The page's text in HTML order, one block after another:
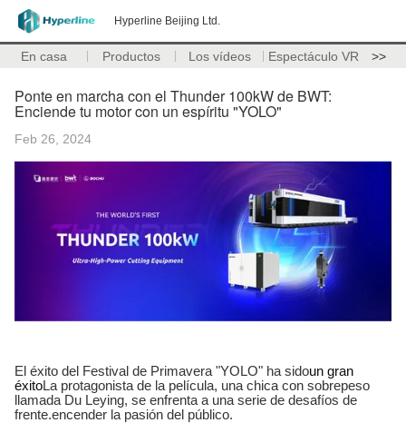
Hyperline Beijing Ltd.
En casa Productos Los vídeos Espectáculo VR >>
Ponte en marcha con el Thunder 100kW de BWT:
Enciende tu motor con un espíritu "YOLO"
Feb 26, 2024
El éxito del Festival de Primavera "YOLO" ha sidoun gran
éxitoLa protagonista de la película, una chica con sobrepeso
llamada Du Leying, se enfrenta a una serie de desafíos de
frente.encender la pasión del público.